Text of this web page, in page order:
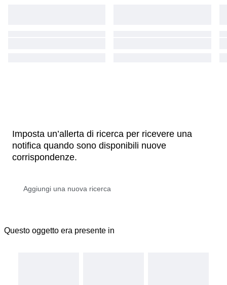
Imposta un’allerta di ricerca per ricevere una
notifica quando sono disponibili nuove
corrispondenze.
Questo oggetto era presente in